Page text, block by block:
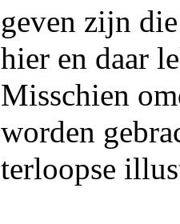
geven zijn
hier en daar
Misschien
worden
terloopse